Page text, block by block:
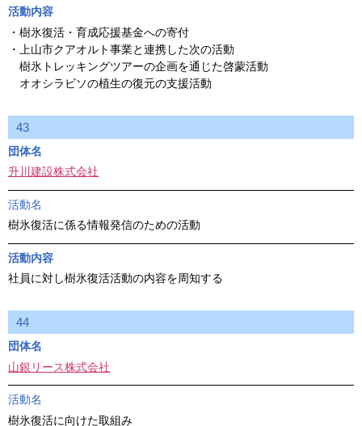
活動内容
・樹氷復活・育成応援基金への寄付
・上山市クアオルト事業と連携した次の活動
樹氷トレッキングツアーの企画を通じた啓蒙活動
オオシラビソの植生の復元の支援活動
43
団体名
升川建設株式会社
活動名
樹氷復活に係る情報発信のための活動
活動内容
社員に対し樹氷復活活動の内容を周知する
44
団体名
山銀リース株式会社
活動名
樹氷復活に向けた取組み